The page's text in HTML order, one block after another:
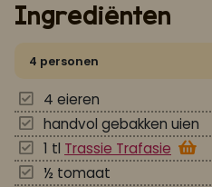
Ingrediënten
4 personen
4 eieren
handvol gebakken uien
1 tl Trassie Trafasie
½ tomaat